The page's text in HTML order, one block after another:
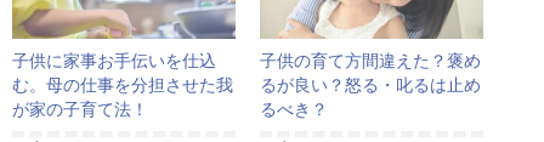
子供に家事お手伝いを仕込
む。母の仕事を分担させた我
が家の子育て法！
子供の育て方間違えた？褒め
るが良い？怒る・叱るは止め
るべき？